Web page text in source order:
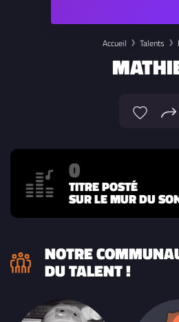
Accueil Talents
0
TITRE POSTÉ
SUR LE MUR DU
NOTRE
DU TALENT !